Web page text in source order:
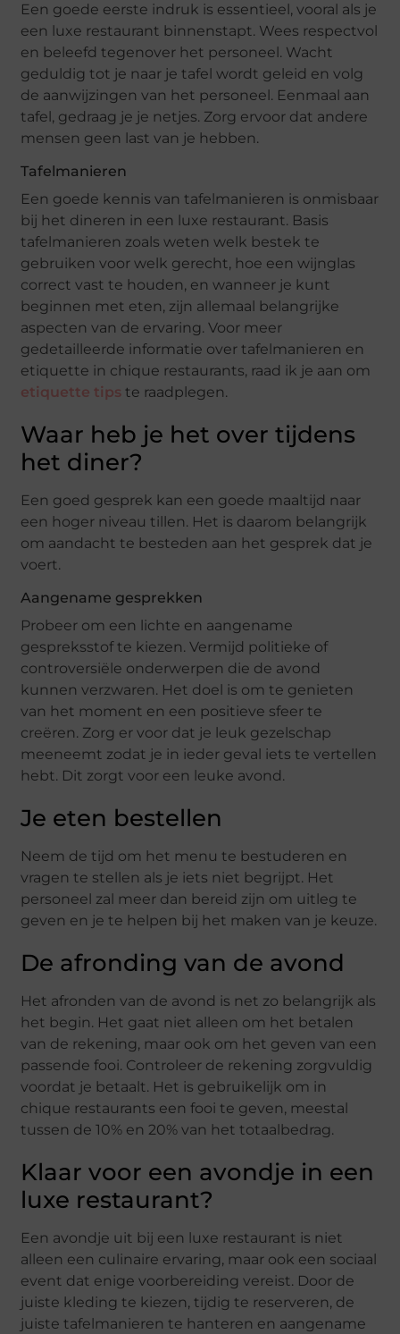
Een goede eerste indruk is essentieel, vooral als je
een luxe restaurant binnenstapt. Wees respectvol
en beleefd tegenover het personeel. Wacht
geduldig tot je naar je tafel wordt geleid en volg
de aanwijzingen van het personeel. Eenmaal aan
tafel, gedraag je je netjes. Zorg ervoor dat andere
mensen geen last van je hebben.
Tafelmanieren
Een goede kennis van tafelmanieren is onmisbaar
bij het dineren in een luxe restaurant. Basis
tafelmanieren zoals weten welk bestek te
gebruiken voor welk gerecht, hoe een wijnglas
correct vast te houden, en wanneer je kunt
beginnen met eten, zijn allemaal belangrijke
aspecten van de ervaring. Voor meer
gedetailleerde informatie over tafelmanieren en
etiquette in chique restaurants, raad ik je aan om
etiquette tips te raadplegen.
Waar heb je het over tijdens
het diner?
Een goed gesprek kan een goede maaltijd naar
een hoger niveau tillen. Het is daarom belangrijk
om aandacht te besteden aan het gesprek dat je
voert.
Aangename gesprekken
Probeer om een lichte en aangename
gespreksstof te kiezen. Vermijd politieke of
controversiële onderwerpen die de avond
kunnen verzwaren. Het doel is om te genieten
van het moment en een positieve sfeer te
creëren. Zorg er voor dat je leuk gezelschap
meeneemt zodat je in ieder geval iets te vertellen
hebt. Dit zorgt voor een leuke avond.
Je eten bestellen
Neem de tijd om het menu te bestuderen en
vragen te stellen als je iets niet begrijpt. Het
personeel zal meer dan bereid zijn om uitleg te
geven en je te helpen bij het maken van je keuze.
De afronding van de avond
Het afronden van de avond is net zo belangrijk als
het begin. Het gaat niet alleen om het betalen
van de rekening, maar ook om het geven van een
passende fooi. Controleer de rekening zorgvuldig
voordat je betaalt. Het is gebruikelijk om in
chique restaurants een fooi te geven, meestal
tussen de 10% en 20% van het totaalbedrag.
Klaar voor een avondje in een
luxe restaurant?
Een avondje uit bij een luxe restaurant is niet
alleen een culinaire ervaring, maar ook een sociaal
event dat enige voorbereiding vereist. Door de
juiste kleding te kiezen, tijdig te reserveren, de
juiste tafelmanieren te hanteren en aangename